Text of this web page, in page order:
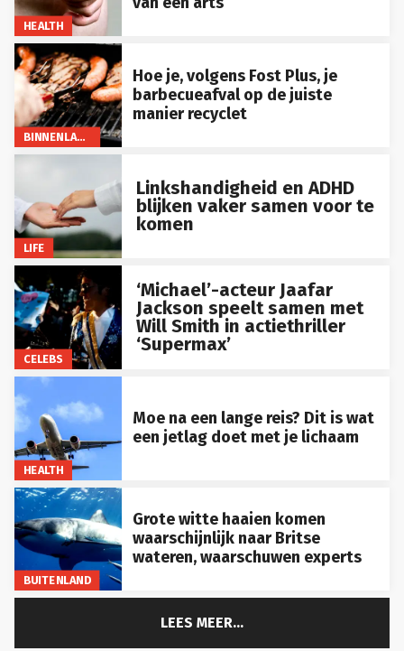
HEALTH
BINNENLAND
barbecueafval op de juiste
manier recyclet
LIFE
blijken vaker samen voor te
komen
CELEBS
Jackson speelt samen met
Will Smith in actiethriller
‘Supermax’
HEALTH
een jetlag doet met je lichaam
BUITENLAND
waarschijnlijk naar Britse
wateren, waarschuwen experts